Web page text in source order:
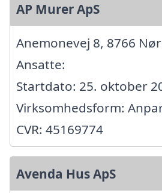
AP Murer ApS
Anemonevej 8, 8766
Ansatte:
Startdato: 25. oktober
Virksomhedsform:
CVR: 45169774
Avenda Hus ApS